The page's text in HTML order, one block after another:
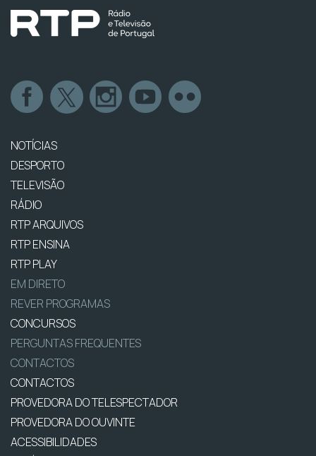
NOTÍCIAS
DESPORTO
TELEVISÃO
RÁDIO
RTP ARQUIVOS
RTP ENSINA
RTP PLAY
EM DIRETO
REVER PROGRAMAS
CONCURSOS
PERGUNTAS FREQUENTES
CONTACTOS
CONTACTOS
PROVEDORA DO TELESPECTADOR
PROVEDORA DO OUVINTE
ACESSIBILIDADES